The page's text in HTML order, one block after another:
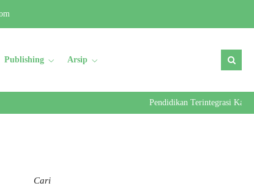
Publishing Arsip
Pendidikan Terintegrasi Kader
Cari